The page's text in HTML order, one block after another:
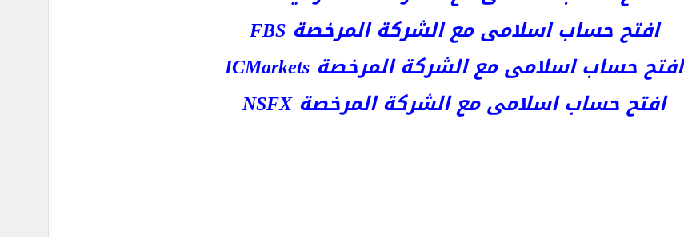
افتح حساب اسلامى مع الشركة المرخصة FBS
افتح حساب اسلامى مع الشركة المرخصة ICMarkets
افتح حساب اسلامى مع الشركة المرخصة NSFX